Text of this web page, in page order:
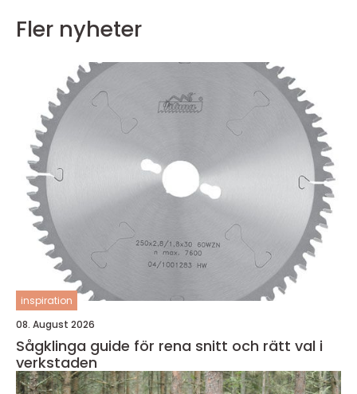
Fler nyheter
inspiration
08. August 2026
Sågklinga guide för rena snitt och rätt val i
verkstaden